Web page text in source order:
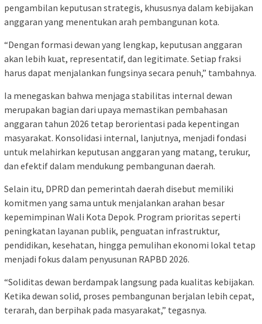
pengambilan keputusan strategis, khususnya dalam kebijakan
anggaran yang menentukan arah pembangunan kota.
“Dengan formasi dewan yang lengkap, keputusan anggaran
akan lebih kuat, representatif, dan legitimate. Setiap fraksi
harus dapat menjalankan fungsinya secara penuh,” tambahnya.
Ia menegaskan bahwa menjaga stabilitas internal dewan
merupakan bagian dari upaya memastikan pembahasan
anggaran tahun 2026 tetap berorientasi pada kepentingan
masyarakat. Konsolidasi internal, lanjutnya, menjadi fondasi
untuk melahirkan keputusan anggaran yang matang, terukur,
dan efektif dalam mendukung pembangunan daerah.
Selain itu, DPRD dan pemerintah daerah disebut memiliki
komitmen yang sama untuk menjalankan arahan besar
kepemimpinan Wali Kota Depok. Program prioritas seperti
peningkatan layanan publik, penguatan infrastruktur,
pendidikan, kesehatan, hingga pemulihan ekonomi lokal tetap
menjadi fokus dalam penyusunan RAPBD 2026.
“Soliditas dewan berdampak langsung pada kualitas kebijakan.
Ketika dewan solid, proses pembangunan berjalan lebih cepat,
terarah, dan berpihak pada masyarakat,” tegasnya.